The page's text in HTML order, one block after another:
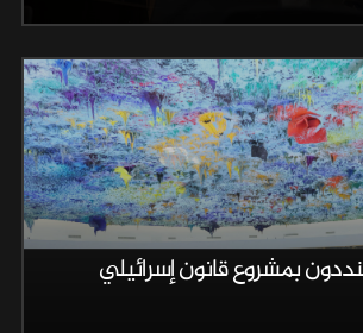
بمشروع قانون إسرائيلي